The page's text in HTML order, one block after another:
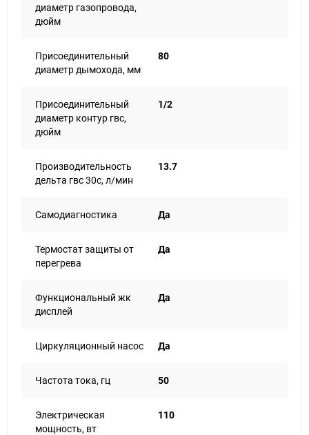
диаметр газопровода,
дюйм
Присоединительный
диаметр дымохода, мм
80
Присоединительный
диаметр контур гвс,
дюйм
1/2
Производительность
дельта гвс 30с, л/мин
13.7
Самодиагностика Да
Термостат защиты от
перегрева
Да
Функциональный жк
дисплей
Да
Циркуляционный насос Да
Частота тока, гц 50
Электрическая
мощность, вт
110